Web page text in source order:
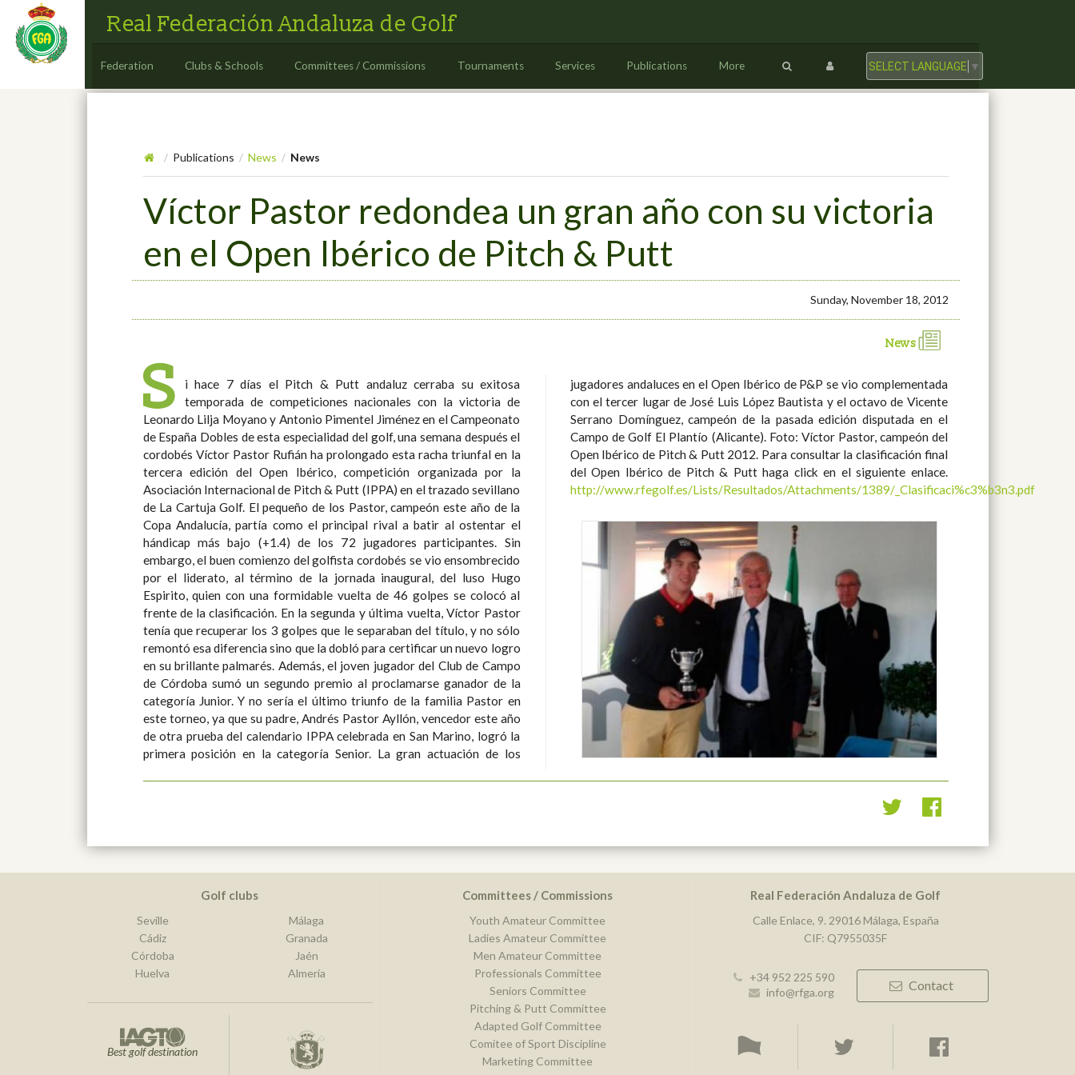
Real Federación Andaluza de Golf
Federation Clubs & Schools Committees / Commissions Tournaments Services Publications More SELECT LANGUAGE ▼
/ Publications / News / News
Víctor Pastor redondea un gran año con su victoria
en el Open Ibérico de Pitch & Putt
Sunday, November 18, 2012
News
S
i hace 7 días el Pitch & Putt andaluz cerraba su exitosa
temporada de competiciones nacionales con la victoria de
Leonardo Lilja Moyano y Antonio Pimentel Jiménez en el Campeonato
de España Dobles de esta especialidad del golf, una semana después el
cordobés Víctor Pastor Rufián ha prolongado esta racha triunfal en la
tercera edición del Open Ibérico, competición organizada por la
Asociación Internacional de Pitch & Putt (IPPA) en el trazado sevillano
de La Cartuja Golf. El pequeño de los Pastor, campeón este año de la
Copa Andalucía, partía como el principal rival a batir al ostentar el
hándicap más bajo (+1.4) de los 72 jugadores participantes. Sin
embargo, el buen comienzo del golfista cordobés se vio ensombrecido
por el liderato, al término de la jornada inaugural, del luso Hugo
Espirito, quien con una formidable vuelta de 46 golpes se colocó al
frente de la clasificación. En la segunda y última vuelta, Víctor Pastor
tenía que recuperar los 3 golpes que le separaban del título, y no sólo
remontó esa diferencia sino que la dobló para certificar un nuevo logro
en su brillante palmarés. Además, el joven jugador del Club de Campo
de Córdoba sumó un segundo premio al proclamarse ganador de la
categoría Junior. Y no sería el último triunfo de la familia Pastor en
este torneo, ya que su padre, Andrés Pastor Ayllón, vencedor este año
de otra prueba del calendario IPPA celebrada en San Marino, logró la
primera posición en la categoría Senior. La gran actuación de los
jugadores andaluces en el Open Ibérico de P&P se vio complementada
con el tercer lugar de José Luis López Bautista y el octavo de Vicente
Serrano Domínguez, campeón de la pasada edición disputada en el
Campo de Golf El Plantío (Alicante). Foto: Víctor Pastor, campeón del
Open Ibérico de Pitch & Putt 2012. Para consultar la clasificación final
del Open Ibérico de Pitch & Putt haga click en el siguiente enlace.
http://www.rfegolf.es/Lists/Resultados/Attachments/1389/_Clasificaci%c3%b3n3.pdf
Golf clubs
Seville
Cádiz
Córdoba
Huelva
Málaga
Granada
Jaén
Almería
Best golf destination
Committees / Commissions
Youth Amateur Committee
Ladies Amateur Committee
Men Amateur Committee
Professionals Committee
Seniors Committee
Pitching & Putt Committee
Adapted Golf Committee
Comitee of Sport Discipline
Marketing Committee
Real Federación Andaluza de Golf
Calle Enlace, 9. 29016 Málaga, España
CIF: Q7955035F
+34 952 225 590
info@rfga.org
Contact